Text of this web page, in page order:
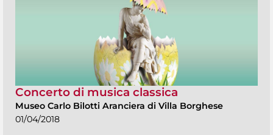
Concerto di musica classica
Museo Carlo Bilotti Aranciera di Villa Borghese
01/04/2018